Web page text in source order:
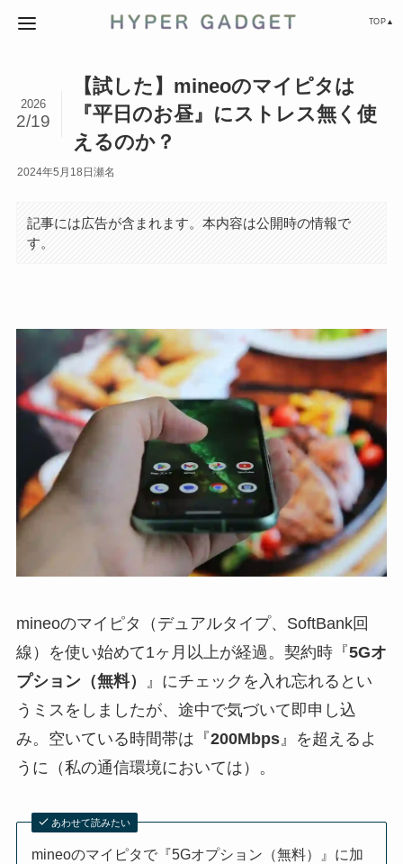
TOP▲
【試した】mineoのマイピタは
『平日のお昼』にストレス無く使
えるのか？
2026
2/19
2024年5月18日 瀬名
記事には広告が含まれます。本内容は公開時の情報で
す。
mineoのマイピタ（デュアルタイプ、SoftBank回
線）を使い始めて1ヶ月以上が経過。契約時『5Gオ
プション（無料）
』にチェックを入れ忘れるとい
うミスをしましたが、途中で気づいて即申し込
み。空いている時間帯は『200Mbps』を超えるよ
うに（私の通信環境においては）。
あわせて読みたい
mineoのマイピタで『5Gオプション（無料）』に加